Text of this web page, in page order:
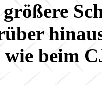
größere
beim